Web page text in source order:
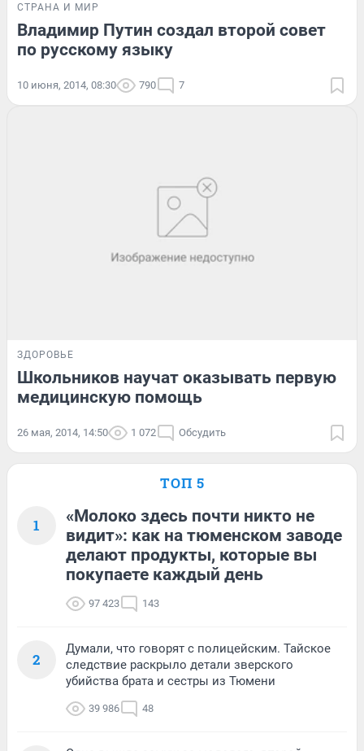
СТРАНА И МИР
Владимир Путин создал второй совет
по русскому языку
10 июня, 2014, 08:30 790 7
ЗДОРОВЬЕ
Школьников научат оказывать первую
медицинскую помощь
26 мая, 2014, 14:50 1 072 Обсудить
ТОП 5
1
«Молоко здесь почти никто не
видит»: как на тюменском заводе
делают продукты, которые вы
покупаете каждый день
97 423 143
2
Думали, что говорят с полицейским. Тайское
следствие раскрыло детали зверского
убийства брата и сестры из Тюмени
39 986 48